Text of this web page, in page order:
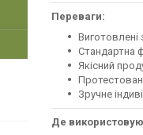
Переваги:
Виготовлені
Стандартна
Якісний
Зручне
Де